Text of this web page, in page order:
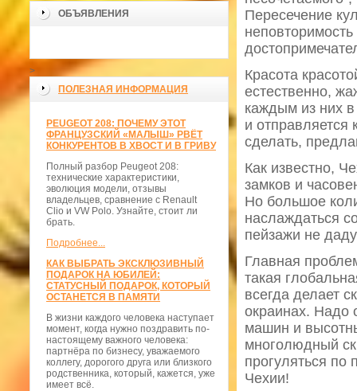
ОБЪЯВЛЕНИЯ
>
ПОЛЕЗНАЯ ИНФОРМАЦИЯ
PEUGEOT 208: ПОЧЕМУ ЭТОТ
ФРАНЦУЗСКИЙ «МАЛЫШ» РВЁТ
КОНКУРЕНТОВ В ХВОСТ И В ГРИВУ
Полный разбор Peugeot 208:
технические характеристики,
эволюция модели, отзывы
владельцев, сравнение с Renault
Clio и VW Polo. Узнайте, стоит ли
брать.
Подробнее...
КАК ВЫБРАТЬ ЭКСКЛЮЗИВНЫЙ
ПОДАРОК НА ЮБИЛЕЙ:
СТАТУСНЫЙ ПОДАРОК, КОТОРЫЙ
ОСТАНЕТСЯ В ПАМЯТИ
В жизни каждого человека наступает
момент, когда нужно поздравить по-
настоящему важного человека:
партнёра по бизнесу, уважаемого
коллегу, дорогого друга или близкого
родственника, который, кажется, уже
имеет всё.
Пересечение
Красота
естественно,
каждым из них в
и отправляется
сделать,
Как известно,
замков и
Но большое
наслаждаться
пейзажи не
Главная
такая
всегда делает
окраинах. Надо
машин и
многолюдный
прогуляться
Чехии!